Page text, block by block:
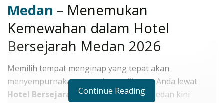
Medan – Menemukan
Kemewahan dalam Hotel
Bersejarah Medan 2026
Memilih tempat menginap yang tepat akan
menyempurnakan pengalaman liburan Anda lewat
Hotel Bersejarah Medan 2026. Kota Medan kini
Continue Reading